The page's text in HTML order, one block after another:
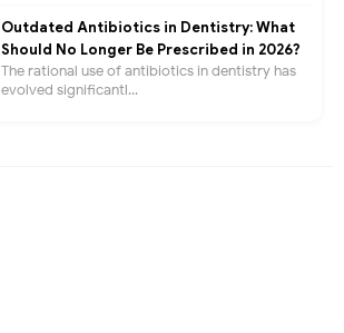
Outdated Antibiotics in Dentistry: What
Should No Longer Be Prescribed in 2026?
The rational use of antibiotics in dentistry has
evolved significantl...